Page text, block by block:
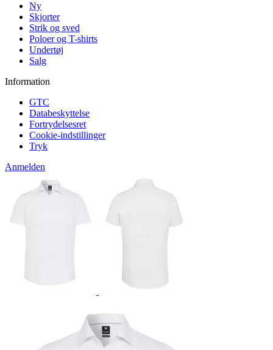
Ny
Skjorter
Strik og sved
Poloer og T-shirts
Undertøj
Salg
Information
GTC
Databeskyttelse
Fortrydelsesret
Cookie-indstillinger
Tryk
Anmelden